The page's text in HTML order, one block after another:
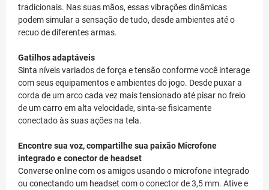
tradicionais. Nas suas mãos, essas vibrações dinâmicas
podem simular a sensação de tudo, desde ambientes até o
recuo de diferentes armas.
Gatilhos adaptáveis
Sinta níveis variados de força e tensão conforme você interage
com seus equipamentos e ambientes do jogo. Desde puxar a
corda de um arco cada vez mais tensionado até pisar no freio
de um carro em alta velocidade, sinta-se fisicamente
conectado às suas ações na tela.
Encontre sua voz, compartilhe sua paixãoMicrofone
integrado e conector de headset
Converse online com os amigos usando o microfone integrado
ou conectando um headset com o conector de 3,5 mm. Ative e